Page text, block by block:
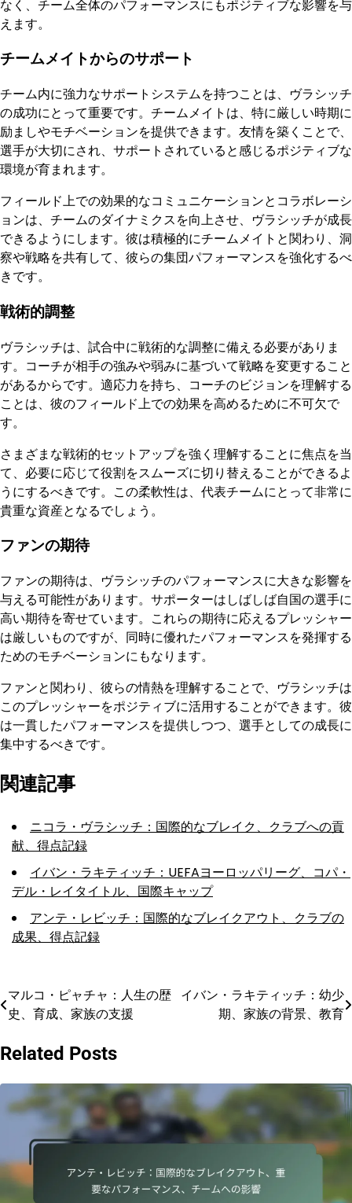
なく、チーム全体のパフォーマンスにもポジティブな影響を与
えます。
チームメイトからのサポート
チーム内に強力なサポートシステムを持つことは、ヴラシッチ
の成功にとって重要です。チームメイトは、特に厳しい時期に
励ましやモチベーションを提供できます。友情を築くことで、
選手が大切にされ、サポートされていると感じるポジティブな
環境が育まれます。
フィールド上での効果的なコミュニケーションとコラボレーシ
ョンは、チームのダイナミクスを向上させ、ヴラシッチが成長
できるようにします。彼は積極的にチームメイトと関わり、洞
察や戦略を共有して、彼らの集団パフォーマンスを強化するべ
きです。
戦術的調整
ヴラシッチは、試合中に戦術的な調整に備える必要がありま
す。コーチが相手の強みや弱みに基づいて戦略を変更すること
があるからです。適応力を持ち、コーチのビジョンを理解する
ことは、彼のフィールド上での効果を高めるために不可欠で
す。
さまざまな戦術的セットアップを強く理解することに焦点を当
て、必要に応じて役割をスムーズに切り替えることができるよ
うにするべきです。この柔軟性は、代表チームにとって非常に
貴重な資産となるでしょう。
ファンの期待
ファンの期待は、ヴラシッチのパフォーマンスに大きな影響を
与える可能性があります。サポーターはしばしば自国の選手に
高い期待を寄せています。これらの期待に応えるプレッシャー
は厳しいものですが、同時に優れたパフォーマンスを発揮する
ためのモチベーションにもなります。
ファンと関わり、彼らの情熱を理解することで、ヴラシッチは
このプレッシャーをポジティブに活用することができます。彼
は一貫したパフォーマンスを提供しつつ、選手としての成長に
集中するべきです。
関連記事
ニコラ・ヴラシッチ：国際的なブレイク、クラブへの貢
献、得点記録
イバン・ラキティッチ：UEFAヨーロッパリーグ、コパ・
デル・レイタイトル、国際キャップ
アンテ・レビッチ：国際的なブレイクアウト、クラブの
成果、得点記録
Post
navigation
マルコ・ピャチャ：人生の歴
史、育成、家族の支援
イバン・ラキティッチ：幼少
期、家族の背景、教育
Related Posts